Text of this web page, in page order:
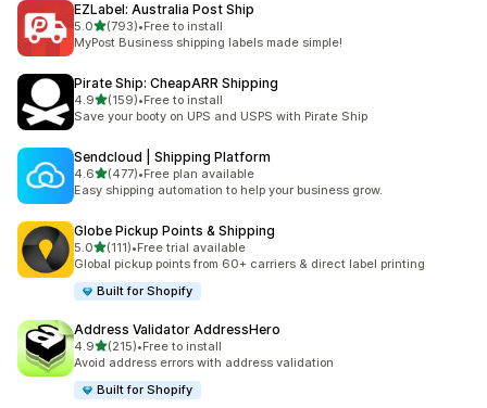
EZLabel: Australia Post Ship
5.0เต็ม 5 ดาว
(793)
ทั้งหมด 793 รีวิว
•Free to install
MyPost Business shipping labels made simple!
Pirate Ship: CheapARR Shipping
4.9เต็ม 5 ดาว
(159)
ทั้งหมด 159 รีวิว
•Free to install
Save your booty on UPS and USPS with Pirate Ship
Sendcloud | Shipping Platform
4.6เต็ม 5 ดาว
(477)
ทั้งหมด 477 รีวิว
•Free plan available
Easy shipping automation to help your business grow.
Globe Pickup Points & Shipping
5.0เต็ม 5 ดาว
(111)
ทั้งหมด 111 รีวิว
•Free trial available
Global pickup points from 60+ carriers & direct label printing
Built for Shopify
Address Validator AddressHero
4.9เต็ม 5 ดาว
(215)
ทั้งหมด 215 รีวิว
•Free to install
Avoid address errors with address validation
Built for Shopify